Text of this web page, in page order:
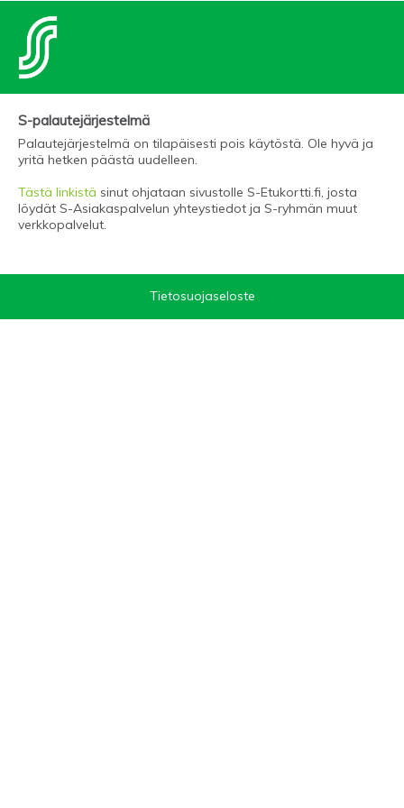
S-palautejärjestelmä
Palautejärjestelmä on tilapäisesti pois käytöstä. Ole hyvä ja
yritä hetken päästä uudelleen.
Tästä linkistä sinut ohjataan sivustolle S-Etukortti.fi, josta
löydät S-Asiakaspalvelun yhteystiedot ja S-ryhmän muut
verkkopalvelut.
Tietosuojaseloste